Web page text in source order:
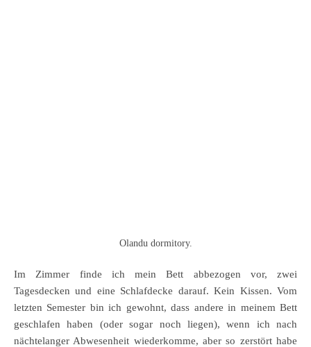
Olandu dormitory.
Im Zimmer finde ich mein Bett abbezogen vor, zwei
Tagesdecken und eine Schlafdecke darauf. Kein Kissen. Vom
letzten Semester bin ich gewohnt, dass andere in meinem Bett
geschlafen haben (oder sogar noch liegen), wenn ich nach
nächtelanger Abwesenheit wiederkomme, aber so zerstört habe